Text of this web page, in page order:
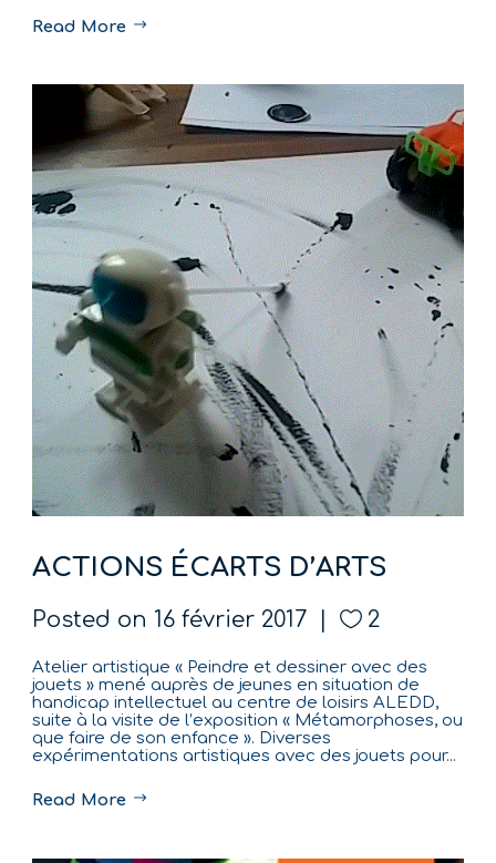
Read More
ACTIONS ÉCARTS D’ARTS
Posted on 16 février 2017 2
Atelier artistique « Peindre et dessiner avec des
jouets » mené auprès de jeunes en situation de
handicap intellectuel au centre de loisirs ALEDD,
suite à la visite de l’exposition « Métamorphoses, ou
que faire de son enfance ». Diverses
expérimentations artistiques avec des jouets pour...
Read More